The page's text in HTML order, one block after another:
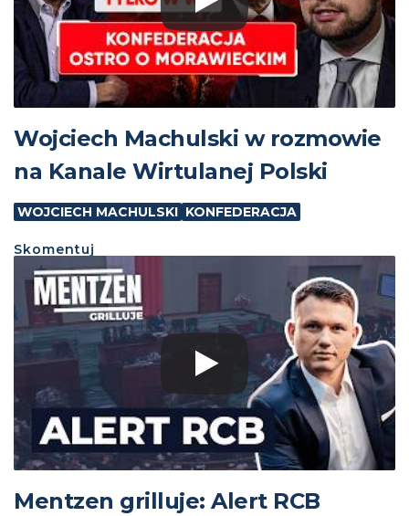
Wojciech Machulski w rozmowie
na Kanale Wirtulanej Polski
WOJCIECH MACHULSKI KONFEDERACJA
Skomentuj
Mentzen grilluje: Alert RCB